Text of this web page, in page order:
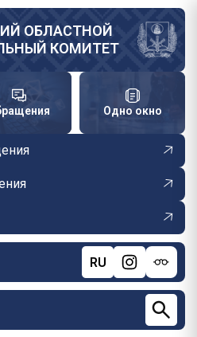
ОБЛАСТНОЙ
КОМИТЕТ
Одно окно
RU